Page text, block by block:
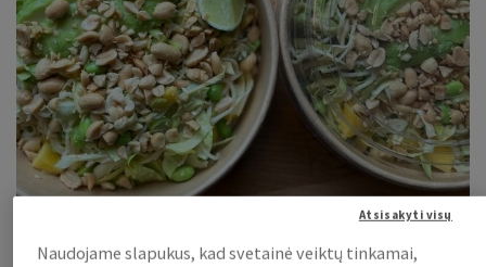
Naudojame slapukus, kad svetainė veiktų tinkamai,
Atsisakyti visų